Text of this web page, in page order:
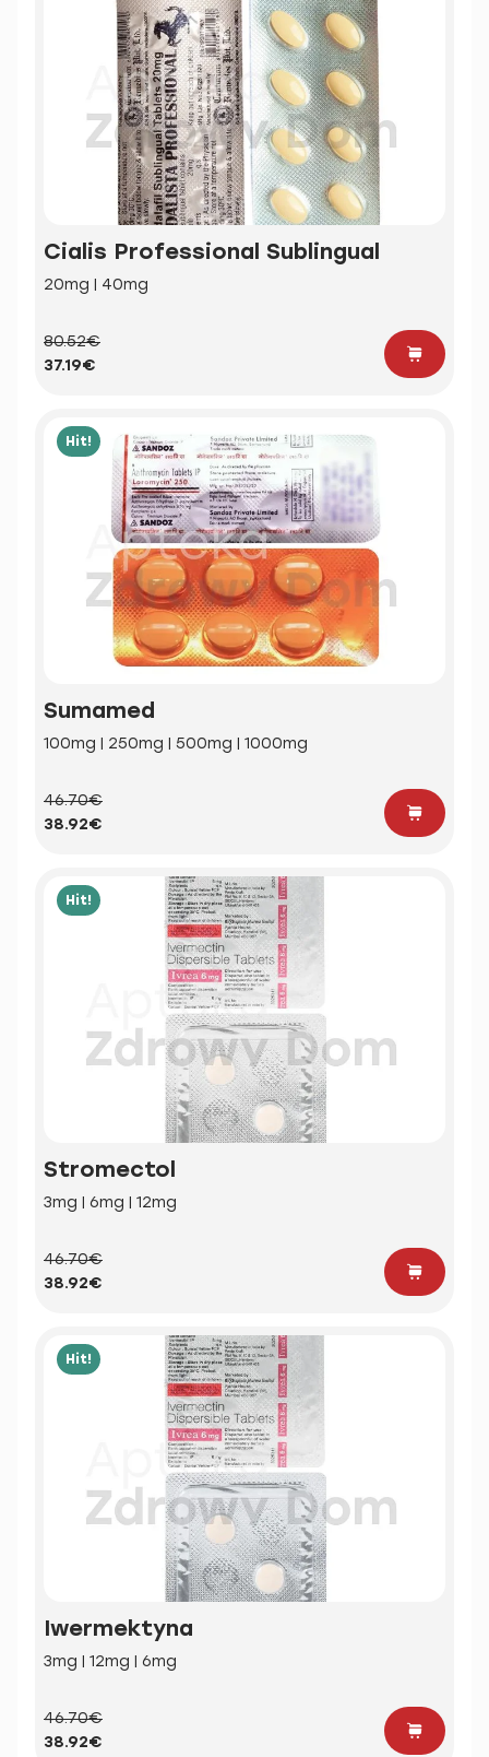
Cialis Professional Sublingual
20mg | 40mg
80.52€
37.19€
Hit!
Sumamed
100mg | 250mg | 500mg | 1000mg
46.70€
38.92€
Hit!
Stromectol
3mg | 6mg | 12mg
46.70€
38.92€
Hit!
Iwermektyna
3mg | 12mg | 6mg
46.70€
38.92€